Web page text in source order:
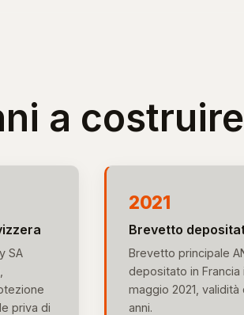
a
SA
priva di
2021
Brevetto
Brevetto principale
depositato in Francia
maggio 2021, validità
anni.